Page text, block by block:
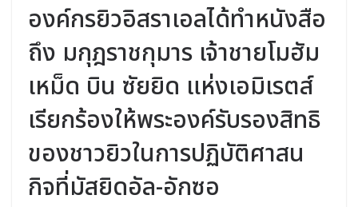
องค์กรยิวอิสราเอลได้ทำหนังสือ
ถึง มกุฎราชกุมาร เจ้าชายโมฮัม
เหม็ด บิน ซัยยิด แห่งเอมิเรตส์
เรียกร้องให้พระองค์รับรองสิทธิ
ของชาวยิวในการปฏิบัติศาสน
กิจที่มัสยิดอัล-อักซอ